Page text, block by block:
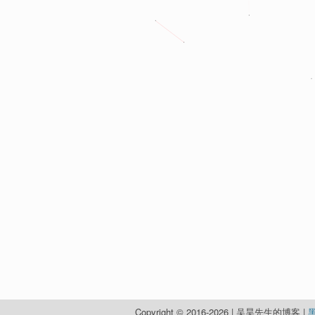
Copyright © 2016-2026 | 吴昊先生的博客 |